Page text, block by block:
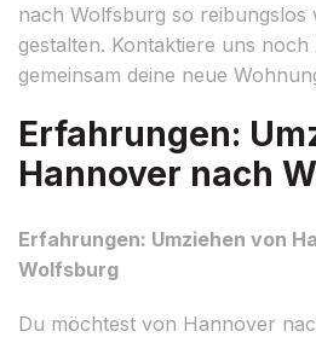
nach Wolfsburg so reibungslos
gestalten. Kontaktiere uns
gemeinsam deine neue
Erfahrungen:
Hannover nach
Erfahrungen: Umziehen von
Wolfsburg
Du möchtest von Hannover